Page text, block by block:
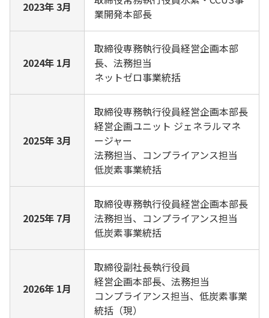
2023年 3月
業開発本部長
2024年 1月
取締役専務執行役員経営企画本部
長、法務担当
ネットゼロ事業統括
2025年 3月
取締役専務執行役員経営企画本部長
経営企画ユニット ジェネラルマネ
ージャー
法務担当、コンプライアンス担当
低炭素事業統括
2025年 7月
取締役専務執行役員経営企画本部長
法務担当、コンプライアンス担当
低炭素事業統括
2026年 1月
取締役副社長執行役員
経営企画本部長、法務担当
コンプライアンス担当、低炭素事業
統括（現）